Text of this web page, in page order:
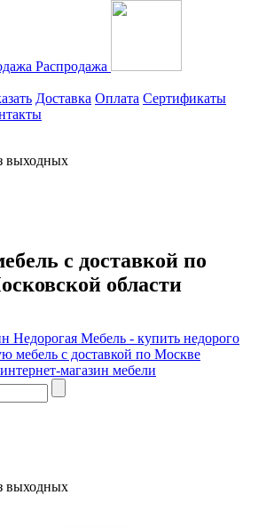
Распродажа
Доставка Оплата Сертификаты
выходных
с доставкой по
области
интернет-магазин мебели
выходных